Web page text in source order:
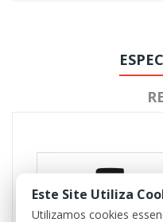
Este Site Utiliza
Utilizamos cookies